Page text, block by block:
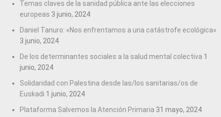
Temas claves de la sanidad pública ante las elecciones
europeas 3 junio, 2024
Daniel Tanuro: «Nos enfrentamos a una catástrofe ecológica»
3 junio, 2024
De los determinantes sociales a la salud mental colectiva 1
junio, 2024
Solidaridad con Palestina desde las/los sanitarias/os de
Euskadi 1 junio, 2024
Plataforma Salvemos la Atención Primaria 31 mayo, 2024